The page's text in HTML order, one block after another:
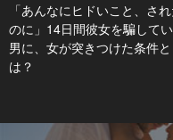
「あんなにヒドいこと、さ
のに」14日間彼女を騙して
男に、女が突きつけた条件と
は？